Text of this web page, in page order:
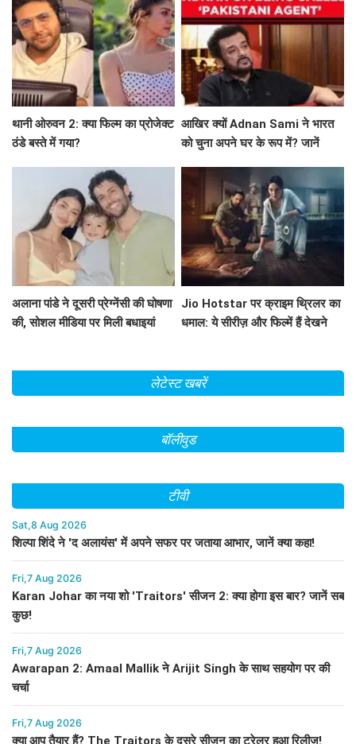
थानी ओरुवन 2: क्या फिल्म का प्रोजेक्ट
ठंडे बस्ते में गया?
आखिर क्यों Adnan Sami ने भारत
को चुना अपने घर के रूप में? जानें
अलाना पांडे ने दूसरी प्रेग्नेंसी की घोषणा
की, सोशल मीडिया पर मिली बधाइयां
Jio Hotstar पर क्राइम थ्रिलर का
धमाल: ये सीरीज़ और फिल्में हैं देखने
लेटेस्ट खबरें
बॉलीवुड
टीवी
Sat,8 Aug 2026
शिल्पा शिंदे ने 'द अलायंस' में अपने सफर पर जताया आभार, जानें क्या कहा!
Fri,7 Aug 2026
Karan Johar का नया शो 'Traitors' सीजन 2: क्या होगा इस बार? जानें सब
कुछ!
Fri,7 Aug 2026
Awarapan 2: Amaal Mallik ने Arijit Singh के साथ सहयोग पर की
चर्चा
Fri,7 Aug 2026
क्या आप तैयार हैं? The Traitors के दूसरे सीजन का ट्रेलर हुआ रिलीज!